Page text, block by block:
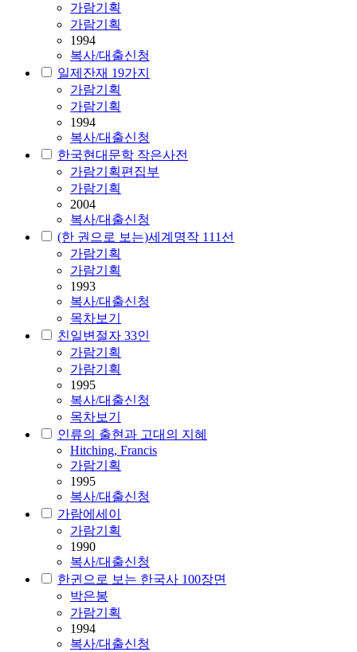
가람기획
가람기획
1994
복사/대출신청
일제잔재 19가지
가람기획
가람기획
1994
복사/대출신청
한국현대문학 작은사전
가람기획편집부
가람기획
2004
복사/대출신청
(한 권으로 보는)세계명작 111선
가람기획
가람기획
1993
복사/대출신청
목차보기
친일변절자 33인
가람기획
가람기획
1995
복사/대출신청
목차보기
인류의 출현과 고대의 지혜
Hitching, Francis
가람기획
1995
복사/대출신청
가람에세이
가람기획
1990
복사/대출신청
한귄으로 보는 한국사 100장면
박은봉
가람기획
1994
복사/대출신청